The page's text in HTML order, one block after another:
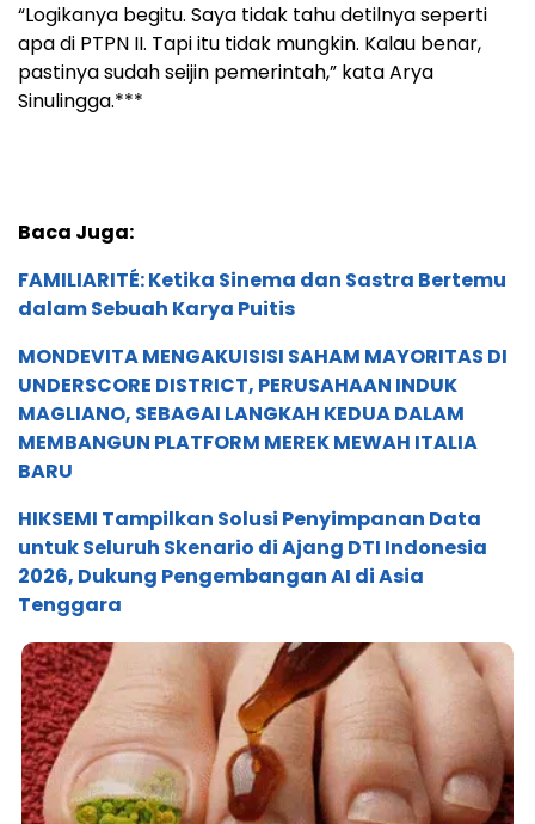
“Logikanya begitu. Saya tidak tahu detilnya seperti
apa di PTPN II. Tapi itu tidak mungkin. Kalau benar,
pastinya sudah seijin pemerintah,” kata Arya
Sinulingga.***
Baca Juga:
FAMILIARITÉ: Ketika Sinema dan Sastra Bertemu
dalam Sebuah Karya Puitis
MONDEVITA MENGAKUISISI SAHAM MAYORITAS DI
UNDERSCORE DISTRICT, PERUSAHAAN INDUK
MAGLIANO, SEBAGAI LANGKAH KEDUA DALAM
MEMBANGUN PLATFORM MEREK MEWAH ITALIA
BARU
HIKSEMI Tampilkan Solusi Penyimpanan Data
untuk Seluruh Skenario di Ajang DTI Indonesia
2026, Dukung Pengembangan AI di Asia
Tenggara